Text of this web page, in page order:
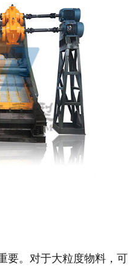
。对于大粒度物料，可